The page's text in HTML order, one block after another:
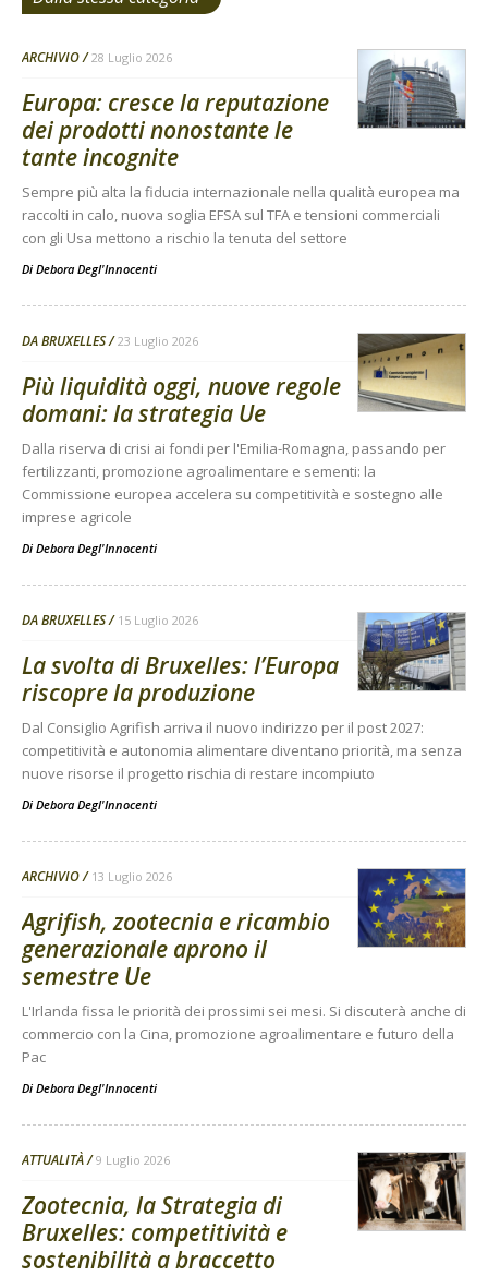
ARCHIVIO 28 Luglio 2026
Europa: cresce la reputazione
dei prodotti nonostante le
tante incognite
Sempre più alta la fiducia internazionale nella qualità europea ma
raccolti in calo, nuova soglia EFSA sul TFA e tensioni commerciali
con gli Usa mettono a rischio la tenuta del settore
Di Debora Degl'Innocenti
DA BRUXELLES 23 Luglio 2026
Più liquidità oggi, nuove regole
domani: la strategia Ue
Dalla riserva di crisi ai fondi per l'Emilia-Romagna, passando per
fertilizzanti, promozione agroalimentare e sementi: la
Commissione europea accelera su competitività e sostegno alle
imprese agricole
Di Debora Degl'Innocenti
DA BRUXELLES 15 Luglio 2026
La svolta di Bruxelles: l’Europa
riscopre la produzione
Dal Consiglio Agrifish arriva il nuovo indirizzo per il post 2027:
competitività e autonomia alimentare diventano priorità, ma senza
nuove risorse il progetto rischia di restare incompiuto
Di Debora Degl'Innocenti
ARCHIVIO 13 Luglio 2026
Agrifish, zootecnia e ricambio
generazionale aprono il
semestre Ue
L'Irlanda fissa le priorità dei prossimi sei mesi. Si discuterà anche di
commercio con la Cina, promozione agroalimentare e futuro della
Pac
Di Debora Degl'Innocenti
ATTUALITÀ 9 Luglio 2026
Zootecnia, la Strategia di
Bruxelles: competitività e
sostenibilità a braccetto